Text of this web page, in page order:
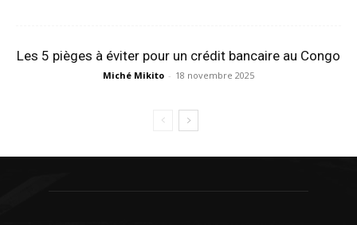
Les 5 pièges à éviter pour un crédit bancaire au Congo
Miché Mikito - 18 novembre 2025